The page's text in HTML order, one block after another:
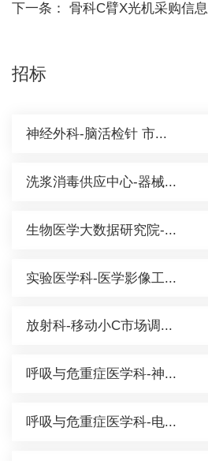
下一条： 骨科C臂X光机采购信息
招标
神经外科-脑活检针 市...
洗浆消毒供应中心-器械...
生物医学大数据研究院-...
实验医学科-医学影像工...
放射科-移动小C市场调...
呼吸与危重症医学科-神...
呼吸与危重症医学科-电...